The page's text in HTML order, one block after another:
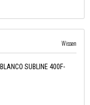
Wissen
SUBLINE 400F-